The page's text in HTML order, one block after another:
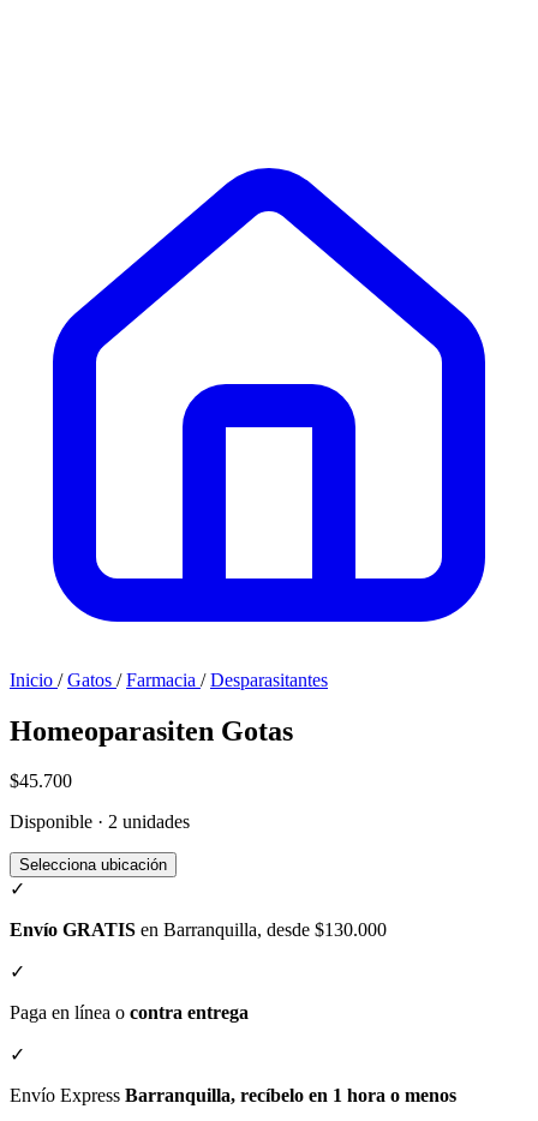
Inicio / Gatos / Farmacia / Desparasitantes
Homeoparasiten Gotas
$45.700
Disponible · 2 unidades
Selecciona ubicación
✓
Envío GRATIS en Barranquilla, desde $130.000
✓
Paga en línea o contra entrega
✓
Envío Express Barranquilla, recíbelo en 1 hora o menos